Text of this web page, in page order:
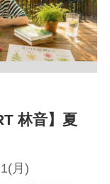
林音】夏
月)